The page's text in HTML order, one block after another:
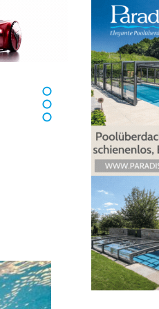
Suchen